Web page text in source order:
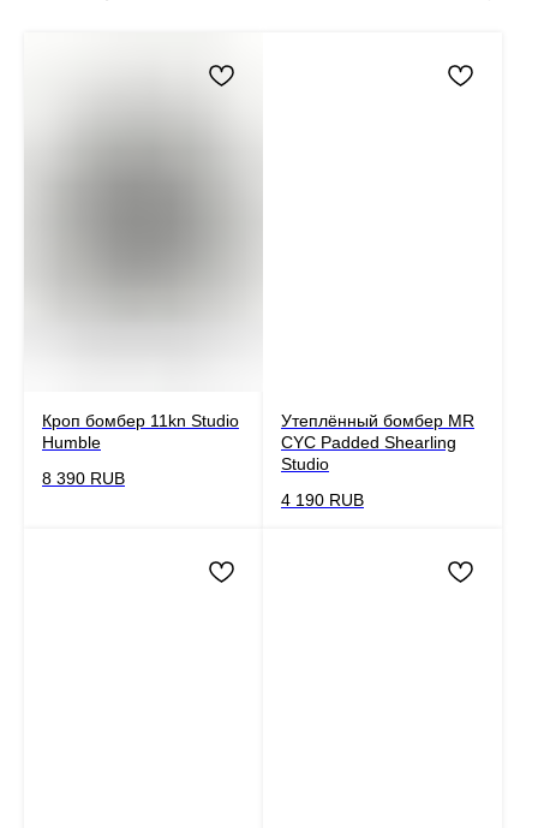
Кроп бомбер 11kn Studio
Humble
8 390 RUB
Утеплённый бомбер MR
CYC Padded Shearling
Studio
4 190 RUB